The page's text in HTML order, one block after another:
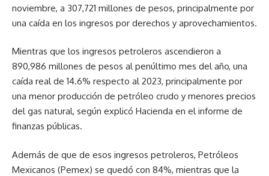
noviembre, a 307,721 millones de pesos, principalmente por
una caída en los ingresos por derechos y aprovechamientos.
Mientras que los ingresos petroleros ascendieron a
890,986 millones de pesos al penúltimo mes del año, una
caída real de 14.6% respecto al 2023, principalmente por
una menor producción de petróleo crudo y menores precios
del gas natural, según explicó Hacienda en el informe de
finanzas públicas.
Además de que de esos ingresos petroleros, Petróleos
Mexicanos (Pemex) se quedó con 84%, mientras que la